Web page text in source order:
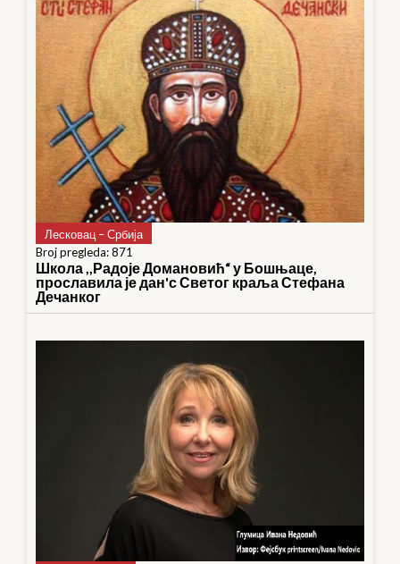
Лесковац – Србија
Broj pregleda: 871
Школа ,,Радоје Домановић“ у Бошњаце,
прославила је дан'с Светог краља Стефана
Дечанког